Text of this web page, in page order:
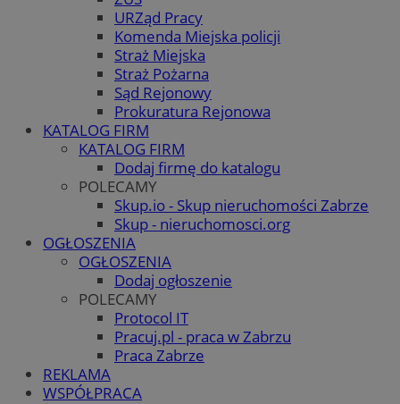
URZąd Pracy
Komenda Miejska policji
Straż Miejska
Straż Pożarna
Sąd Rejonowy
Prokuratura Rejonowa
KATALOG FIRM
KATALOG FIRM
Dodaj firmę do katalogu
POLECAMY
Skup.io - Skup nieruchomości Zabrze
Skup - nieruchomosci.org
OGŁOSZENIA
OGŁOSZENIA
Dodaj ogłoszenie
POLECAMY
Protocol IT
Pracuj.pl - praca w Zabrzu
Praca Zabrze
REKLAMA
WSPÓŁPRACA